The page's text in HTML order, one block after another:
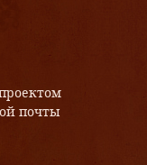
почты